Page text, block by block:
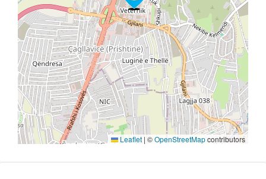
Leaflet | ©OpenStreetMapcontributors